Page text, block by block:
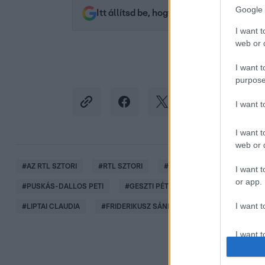
Google
I want
web or
I want
I want
I want
web or
I want
or app.
I want
I want
Itt állítsd be, hogy az RTL.hu az elsők
#AZ RTL SZTORI #RTL SZTORI # SEBESTYÉN BALÁZS #
#PUSKÁS-DALLOS PETI #GESZTI PÉTER FÖRDŐS ZÉ
# LIPTAI CLAUDIA #FRIDERIKUSZ SÁNDOR